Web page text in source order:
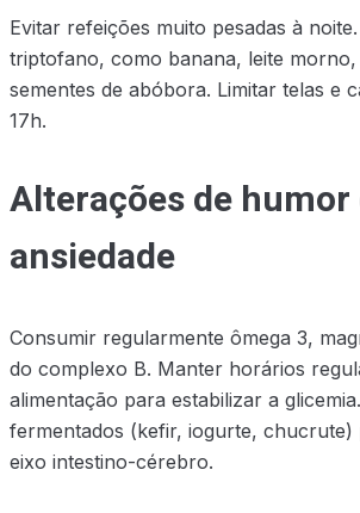
Evitar refeições muito pesadas à
triptofano, como banana, leite morno,
sementes de abóbora. Limitar telas e
17h.
Alterações de humor
ansiedade
Consumir regularmente ômega 3,
do complexo B. Manter horários
alimentação para estabilizar a
fermentados (kefir, iogurte, chucrute)
eixo intestino-cérebro.